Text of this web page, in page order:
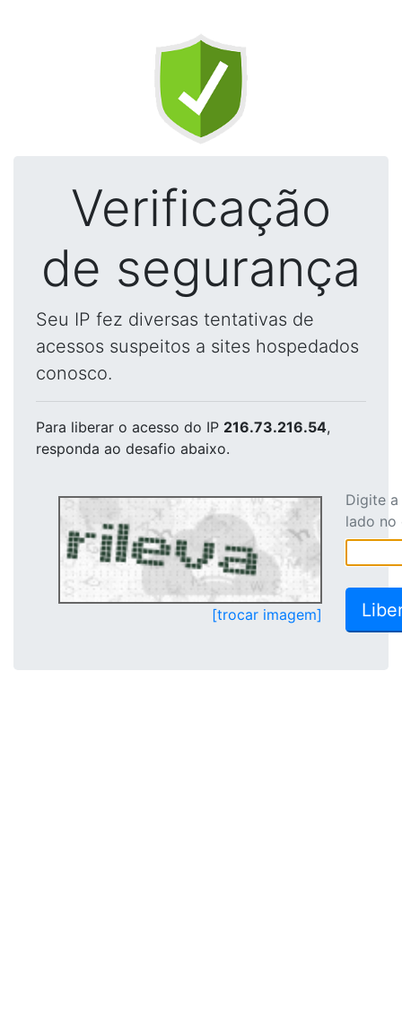
Verificação
de segurança
Seu IP fez diversas tentativas de
acessos suspeitos a sites hospedados
conosco.
Para liberar o acesso do IP 216.73.216.54,
responda ao desafio abaixo.
[trocar imagem]
Digite
lado no